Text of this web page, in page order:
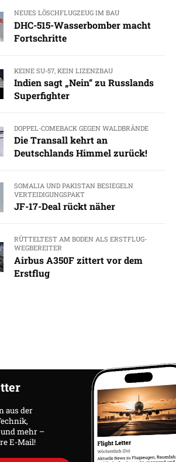
NEUES LÖSCHFLUGZEUG IM BAU
DHC-515-Wasserbomber macht
Fortschritte
KEINE SU-57, KEIN LIZENZBAU
Indien sagt „Nein“ zu Russlands
Superfighter
DOPPEL-COMEBACK GEGEN WALDBRÄNDE
Die Transall kehrt an
Deutschlands Himmel zurück!
SOMALIA UND PAKISTAN BESIEGELN
VERTEIDIGUNGSPAKT
JF-17-Deal rückt näher
RÜTTELTEST AM BODEN ALS ERSTFLUG-
WEGBEREITER
Airbus A350F zittert vor dem
Erstflug
aus der
mehr –
E-Mail!